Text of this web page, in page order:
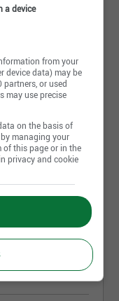
d'équité en
à l'égalité
les
et les
a device
from your
device data) may be
partners, or used
may use precise
on the basis of
managing your
of this page or in the
privacy and cookie